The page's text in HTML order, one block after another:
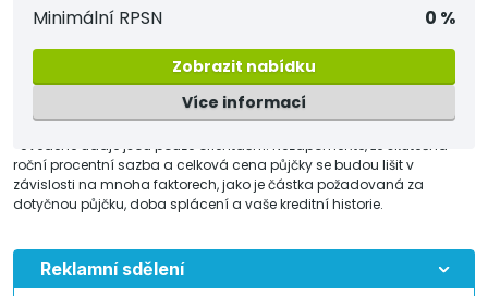
Minimální RPSN
0 %
Zobrazit nabídku
Více informací
*Uvedené údaje jsou pouze orientační. Nezapomeňte, že skutečná
roční procentní sazba a celková cena půjčky se budou lišit v
závislosti na mnoha faktorech, jako je částka požadovaná za
dotyčnou půjčku, doba splácení a vaše kreditní historie.
Reklamní sdělení